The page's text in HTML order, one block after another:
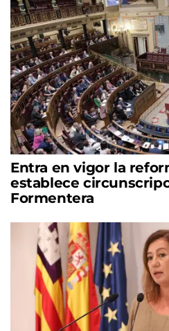
Entra en vigor la
establece
Formentera